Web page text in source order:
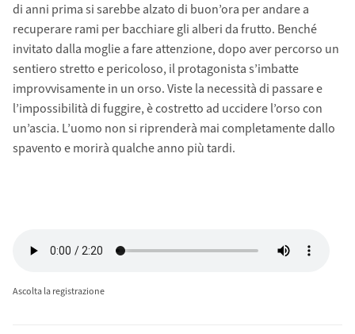
di anni prima si sarebbe alzato di buon’ora per andare a
recuperare rami per bacchiare gli alberi da frutto. Benché
invitato dalla moglie a fare attenzione, dopo aver percorso un
sentiero stretto e pericoloso, il protagonista s’imbatte
improvvisamente in un orso. Viste la necessità di passare e
l’impossibilità di fuggire, è costretto ad uccidere l’orso con
un’ascia. L’uomo non si riprenderà mai completamente dallo
spavento e morirà qualche anno più tardi.
Ascolta la registrazione